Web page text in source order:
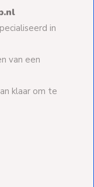
in
van een
klaar om te